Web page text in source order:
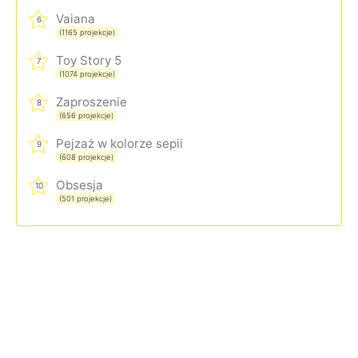
6 Vaiana
(1165 projekcje)
7 Toy Story 5
(1074 projekcje)
8 Zaproszenie
(656 projekcje)
9 Pejzaż w kolorze sepii
(608 projekcje)
10 Obsesja
(501 projekcje)